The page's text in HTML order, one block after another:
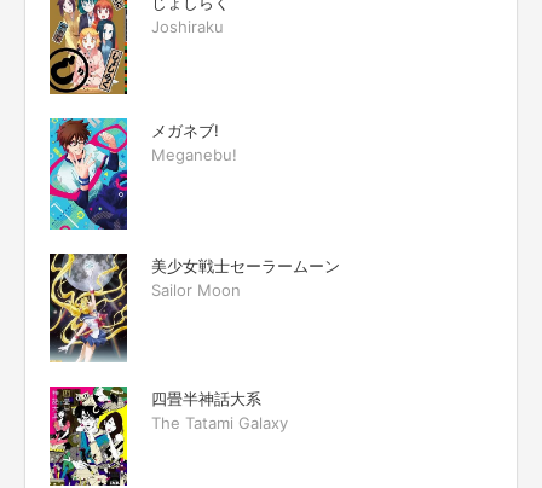
Joshiraku
メガネブ!
Meganebu!
美少女戦士セーラームーン
Sailor Moon
四畳半神話大系
The Tatami Galaxy